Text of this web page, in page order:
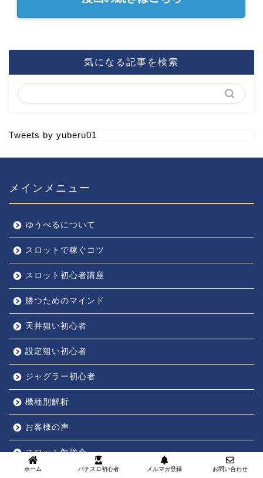
気になる記事を検索
Tweets by yuberu01
メインメニュー
ゆうべるについて
スロットで稼ぐコツ
スロット初心者講座
勝つためのマインド
天井狙い初心者
設定狙い初心者
ジャグラー初心者
機種別解析
お客様の声
スロット勉強会
ホーム パチスロ初心者 メルマガ登録 お問い合わせ